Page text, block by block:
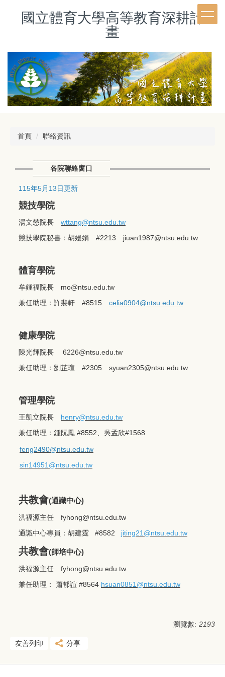
區
國立體育大學高等教育深耕計
畫
首頁 聯絡資訊
各院聯絡窗口
115年5月13日更新
競技學院
湯文慈院長 wttang@ntsu.edu.tw
競技學院秘書：胡嫚娟 #2213 jiuan1987@ntsu.edu.tw
體育學院
牟鍾福院長 mo@ntsu.edu.tw
兼任助理：許裴軒 #8515 celia0904@ntsu.edu.tw
健康學院
陳光輝院長 6226@ntsu.edu.tw
兼任助理：劉芷瑄 #2305 syuan2305@ntsu.edu.tw
管理學院
王凱立院長 henry@ntsu.edu.tw
兼任助理：鍾阮鳳 #8552、吳孟欣#1568
feng2490@ntsu.edu.tw
sin14951@ntsu.edu.tw
共教會(通識中心)
洪福源主任 fyhong@ntsu.edu.tw
通識中心專員：胡建霆 #8582 jiting21@ntsu.edu.tw
共教會(師培中心)
洪福源主任 fyhong@ntsu.edu.tw
兼任助理： 蕭郁諠 #8564 hsuan0851 @ntsu.edu.tw
瀏覽數: 2193
友善列印 分享